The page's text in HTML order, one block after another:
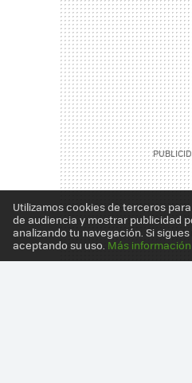
Utilizamos cookies de terceros
de audiencia y mostrar publicidad
analizando tu navegación. Si
aceptando su uso. Más información